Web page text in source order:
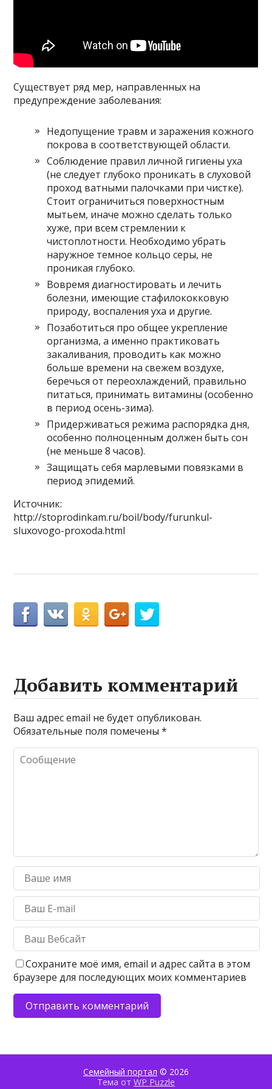
Существует ряд мер, направленных на
предупреждение заболевания:
Недопущение травм и заражения кожного
покрова в соответствующей области.
Соблюдение правил личной гигиены уха
(не следует глубоко проникать в слуховой
проход ватными палочками при чистке).
Стоит ограничиться поверхностным
мытьем, иначе можно сделать только
хуже, при всем стремлении к
чистоплотности. Необходимо убрать
наружное темное кольцо серы, не
проникая глубоко.
Вовремя диагностировать и лечить
болезни, имеющие стафилококковую
природу, воспаления уха и другие.
Позаботиться про общее укрепление
организма, а именно практиковать
закаливания, проводить как можно
больше времени на свежем воздухе,
беречься от переохлаждений, правильно
питаться, принимать витамины (особенно
в период осень-зима).
Придерживаться режима распорядка дня,
особенно полноценным должен быть сон
(не меньше 8 часов).
Защищать себя марлевыми повязками в
период эпидемий.
Источник:
http://stoprodinkam.ru/boil/body/furunkul-
sluxovogo-proxoda.html
Добавить комментарий
Ваш адрес email не будет опубликован.
Обязательные поля помечены*
Сохраните моё имя, email и адрес сайта в этом
браузере для последующих моих комментариев
Семейный портал © 2026
Тема от WP Puzzle